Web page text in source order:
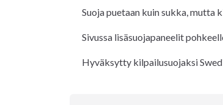
Suoja puetaan kuin sukka, mutta
Sivussa lisäsuojapaneelit
Hyväksytty kilpailusuojaksi